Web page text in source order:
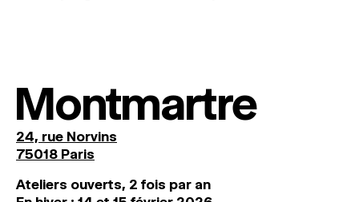
Montmartre
24, rue Norvins
75018 Paris
Ateliers ouverts, 2 fois par an